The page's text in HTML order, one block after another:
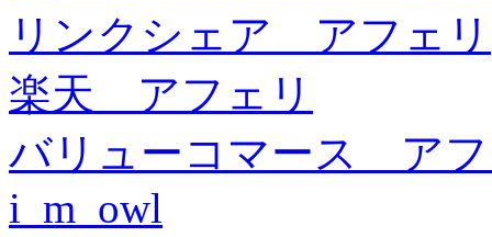
リンクシェア アフェリ
楽天 アフェリ
バリューコマース ア
i_m_owl